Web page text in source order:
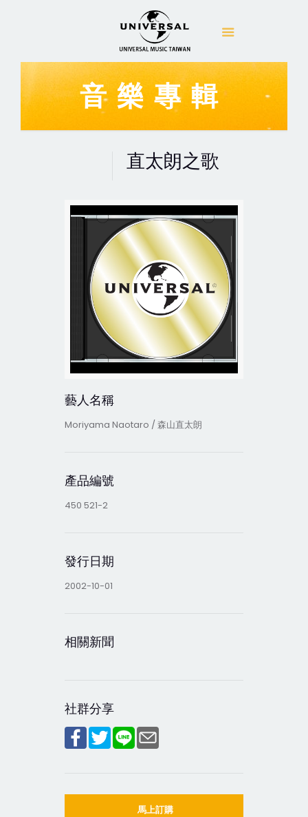
音樂專輯
直太朗之歌
藝人名稱
Moriyama Naotaro / 森山直太朗
產品編號
450 521-2
發行日期
2002-10-01
相關新聞
社群分享
馬上訂購